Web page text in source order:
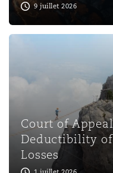
9 juillet 2026
Court of
Deductibility of
Losses